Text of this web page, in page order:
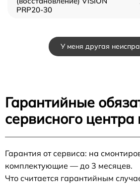
PRP20-30
У меня другая
Гарантийные
сервисного
Гарантия от сервиса: на
комплектующие — до 3 месяцев.
Что считается гарантийным